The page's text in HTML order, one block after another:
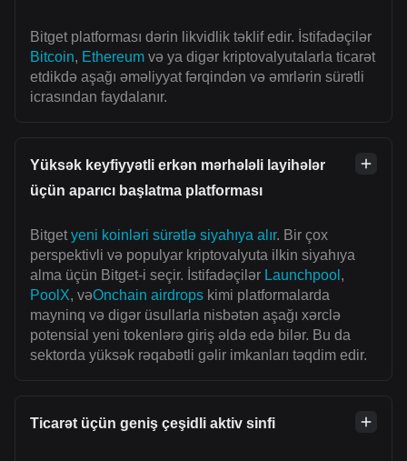
Bitget platforması dərin likvidlik təklif edir. İstifadəçilər
Bitcoin, Ethereum və ya digər kriptovalyutalarla ticarət
etdikdə aşağı əməliyyat fərqindən və əmrlərin sürətli
icrasından faydalanır.
Yüksək keyfiyyətli erkən mərhələli layihələr
üçün aparıcı başlatma platforması
Bitget yeni koinləri sürətlə siyahıya alır. Bir çox
perspektivli və populyar kriptovalyuta ilkin siyahıya
alma üçün Bitget-i seçir. İstifadəçilər Launchpool ,
PoolX, vəOnchain airdrops kimi platformalarda
mayninq və digər üsullarla nisbətən aşağı xərclə
potensial yeni tokenlərə giriş əldə edə bilər. Bu da
sektorda yüksək rəqabətli gəlir imkanları təqdim edir.
Ticarət üçün geniş çeşidli aktiv sinfi